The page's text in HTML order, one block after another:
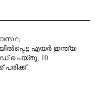
എയര്‍ ഇന്ത്യ
ചെയ്തു, 10
പരിക്ക്